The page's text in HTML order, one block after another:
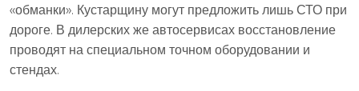
«обманки». Кустарщину могут предложить лишь СТО при
дороге. В дилерских же автосервисах восстановление
проводят на специальном точном оборудовании и
стендах.